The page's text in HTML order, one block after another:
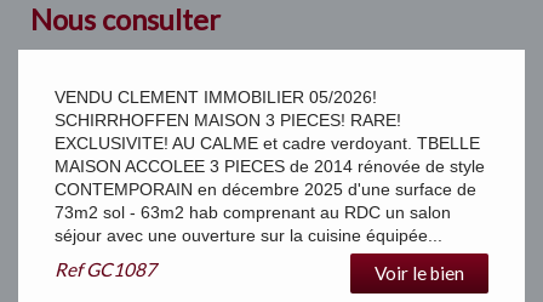
Nous consulter
VENDU CLEMENT IMMOBILIER 05/2026!
SCHIRRHOFFEN MAISON 3 PIECES! RARE!
EXCLUSIVITE! AU CALME et cadre verdoyant. TBELLE
MAISON ACCOLEE 3 PIECES de 2014 rénovée de style
CONTEMPORAIN en décembre 2025 d'une surface de
73m2 sol - 63m2 hab comprenant au RDC un salon
séjour avec une ouverture sur la cuisine équipée...
RefGC1087 Voir le bien